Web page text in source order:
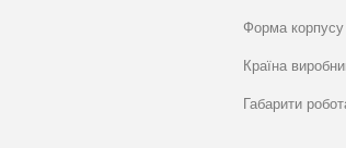
Форма корпусу
Країна
Габарити